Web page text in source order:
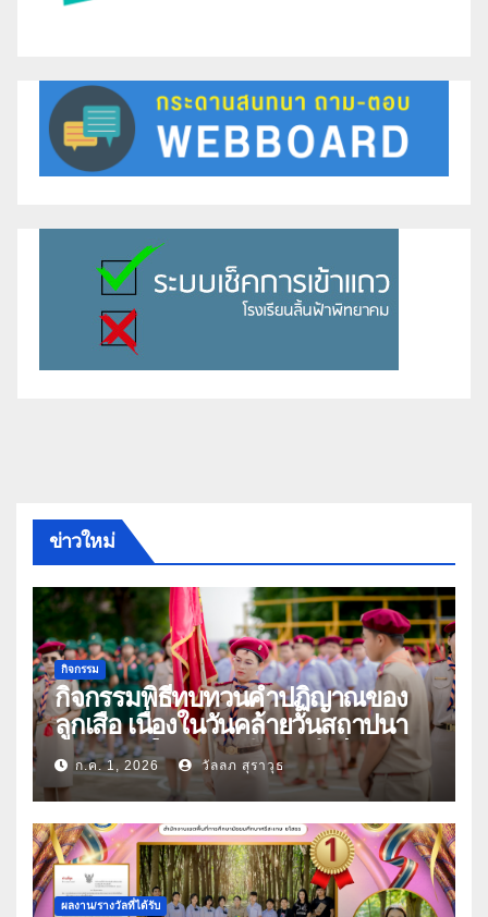
ข่าวใหม่
กิจกรรม
กิจกรรมพิธีทบทวนคำปฏิญาณของ
ลูกเสือ เนื่องในวันคล้ายวันสถาปนา
คณะลูกเสือแห่งชาติ ประจำปี 2569
ก.ค. 1, 2026 วัลลภ สุราวุธ
ผลงาน/รางวัลที่ได้รับ